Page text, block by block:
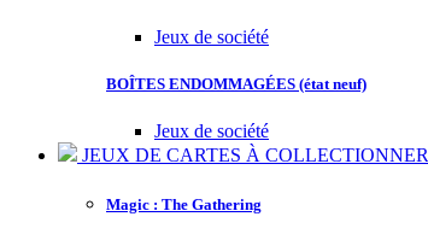
Jeux de société
BOÎTES ENDOMMAGÉES (état neuf)
Jeux de société
JEUX DE CARTES À COLLECTIONNER
Magic : The Gathering